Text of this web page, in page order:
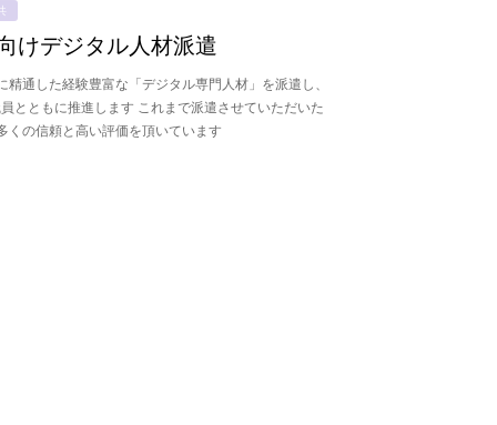
けデジタル人材派遣
精通した経験豊富な「デジタル専門人材」を派遣し、
とともに推進します これまで派遣させていただいた
くの信頼と高い評価を頂いています